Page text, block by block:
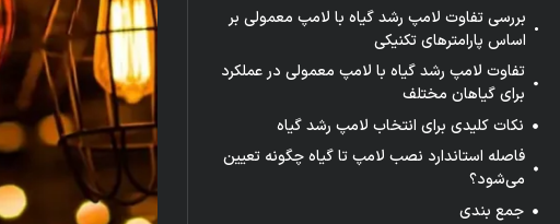
بررسی تفاوت لامپ رشد گیاه با لامپ معمولی بر
اساس پارامترهای تکنیکی
تفاوت لامپ رشد گیاه با لامپ معمولی در عملکرد
برای گیاهان مختلف
نکات کلیدی برای انتخاب لامپ رشد گیاه
فاصله استاندارد نصب لامپ تا گیاه چگونه تعیین
می‌شود؟
جمع بندی